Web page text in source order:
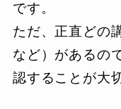
です。
ただ、正直どの
など）があるの
認することが大